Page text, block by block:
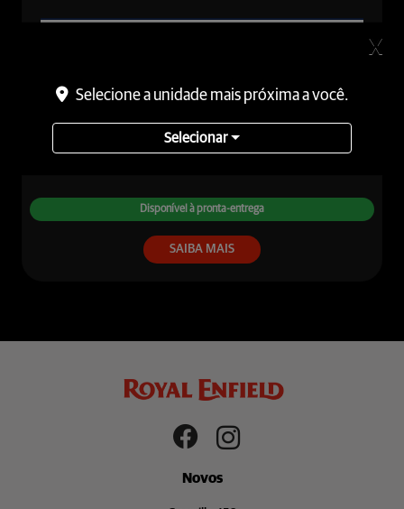
450
R$ 29.990,00
Disponível à pronta-entrega
SAIBA MAIS
Novos
X
Selecione a unidade mais próxima a você.
Selecionar